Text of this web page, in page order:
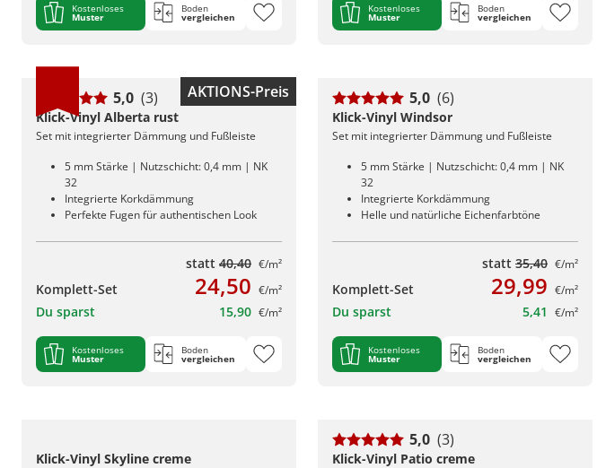
Kostenloses
Muster
Boden
vergleichen
Kostenloses
Muster
Boden
vergleichen
AKTIONS-Preis
5,0 (3)
Klick-Vinyl Alberta rust
Set mit integrierter Dämmung und Fußleiste
5 mm Stärke | Nutzschicht: 0,4 mm | NK
32
Integrierte Korkdämmung
Perfekte Fugen für authentischen Look
statt 40,40 €/m²
Komplett-Set 24,50 €/m²
Du sparst 15,90 €/m²
Kostenloses
Muster
Boden
vergleichen
5,0 (6)
Klick-Vinyl Windsor
Set mit integrierter Dämmung und Fußleiste
5 mm Stärke | Nutzschicht: 0,4 mm | NK
32
Integrierte Korkdämmung
Helle und natürliche Eichenfarbtöne
statt 35,40 €/m²
Komplett-Set 29,99 €/m²
Du sparst 5,41 €/m²
Kostenloses
Muster
Boden
vergleichen
Klick-Vinyl Skyline creme
5,0 (3)
Klick-Vinyl Patio creme